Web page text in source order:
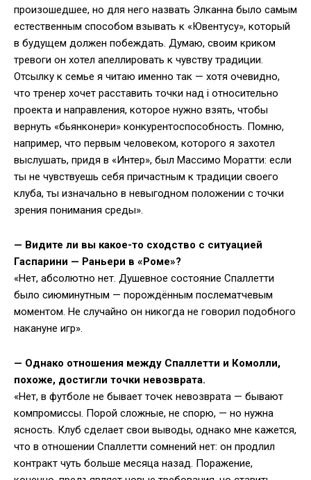
произошедшее, но для него назвать Элканна было самым
естественным способом взывать к «Ювентусу», который
в будущем должен побеждать. Думаю, своим криком
тревоги он хотел апеллировать к чувству традиции.
Отсылку к семье я читаю именно так — хотя очевидно,
что тренер хочет расставить точки над i относительно
проекта и направления, которое нужно взять, чтобы
вернуть «бьянконери» конкурентоспособность. Помню,
например, что первым человеком, которого я захотел
выслушать, придя в «Интер», был Массимо Моратти: если
ты не чувствуешь себя причастным к традиции своего
клуба, ты изначально в невыгодном положении с точки
зрения понимания среды».
— Видите ли вы какое-то сходство с ситуацией
Гаспарини — Раньери в «Роме»?
«Нет, абсолютно нет. Душевное состояние Спаллетти
было сиюминутным — порождённым послематчевым
моментом. Не случайно он никогда не говорил подобного
накануне игр».
— Однако отношения между Спаллетти и Комолли,
похоже, достигли точки невозврата.
«Нет, в футболе не бывает точек невозврата — бывают
компромиссы. Порой сложные, не спорю, — но нужна
ясность. Клуб сделает свои выводы, однако мне кажется,
что в отношении Спаллетти сомнений нет: он продлил
контракт чуть больше месяца назад. Поражение,